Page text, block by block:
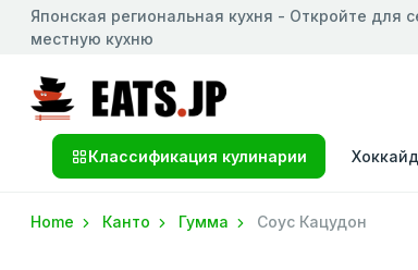
Японская региональная кухня - Откройте для
местную кухню
Классификация кулинарии
Home Канто Гумма Соус Кацудон